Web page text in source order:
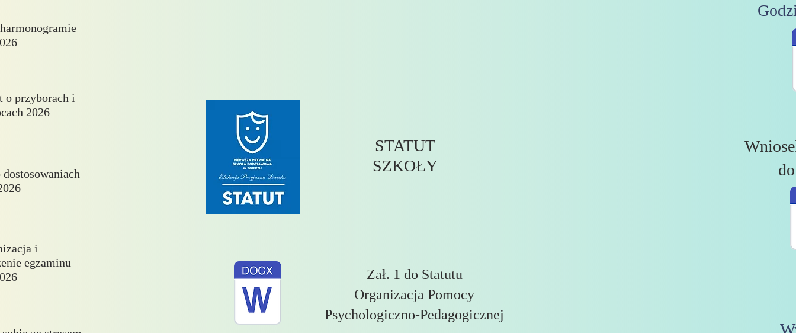
o przyborach i
2026
i
egzaminu
STATUT
SZKOŁY
Zał. 1 do Statutu
Organizacja Pomocy
Psychologiczno-Pedagogicznej